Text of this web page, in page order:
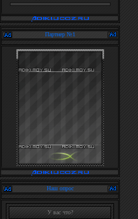
Партнер №1
Наш опрос
У вас что?